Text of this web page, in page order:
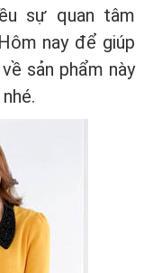
sự quan tâm
nay để giúp
sản phẩm này